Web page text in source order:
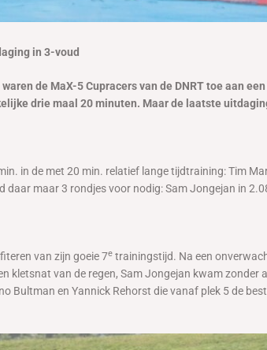
in 3-voud
de MaX-5 Cupracers van de DNRT toe aan
drie maal 20 minuten. Maar de laatste
in de met 20 min. relatief lange tijdtraining: Tim
daar maar 3 rondjes voor nodig: Sam Jongejan in
van zijn goeie 7e trainingstijd. Na een
kletsnat van de regen, Sam Jongejan kwam zonder
Bultman en Yannick Rehorst die vanaf plek 5 de